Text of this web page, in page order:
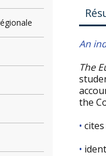
An
The
the
•
•